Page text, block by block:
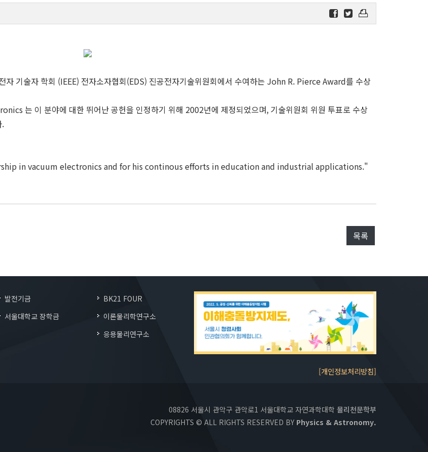
기술자 학회 (IEEE) 전자소자협회(EDS) 진공전자기술위원회에서 수여하는 John R. Pierce Award를 수상
는 이 분야에 대한 뛰어난 공헌을 인정하기 위해 2002년에 제정되었으며, 기술위원회 위원 투표로 수상
.
in vacuum electronics and for his continous efforts in education and industrial applications."
목록
발전기금
서울대학교 장학금
BK21 FOUR
이론물리학연구소
응용물리연구소
[개인정보처리방침]
08826 서울시 관악구 관악로1 서울대학교 자연과학대학 물리천문학부
COPYRIGHTS © ALL RIGHTS RESERVED BY Physics & Astronomy.